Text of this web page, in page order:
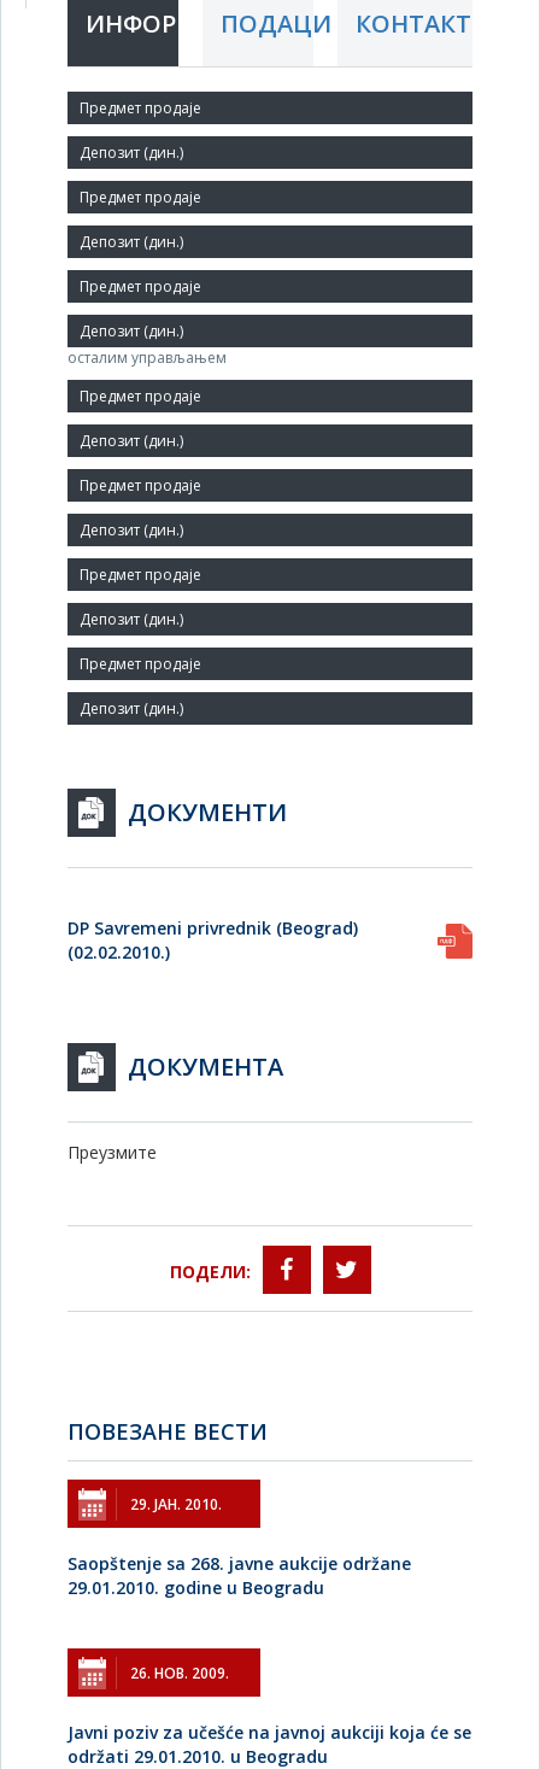
ИНФОРМАЦИЈЕПОДАЦИ КОНТАКТ
Краћи назив:
САВРЕМЕНИ ПРИВРЕДНИК
Правни статус:
ДП
Делатност:
Консултантске активности у вези с пословањем и
осталим управљањем
Матични број:
06015565
Величина:
Мало
Број запослених:
Заступник:
ДОКУМЕНТИ
DP Savremeni privrednik (Beograd)
(02.02.2010.)
ДОКУМЕНТА
Преузмите
ПОДЕЛИ:
ПОВЕЗАНЕ ВЕСТИ
29. ЈАН. 2010.
Saopštenje sa 268. javne aukcije održane
29.01.2010. godine u Beogradu
26. НОВ. 2009.
Javni poziv za učešće na javnoj aukciji koja će se
održati 29.01.2010. u Beogradu